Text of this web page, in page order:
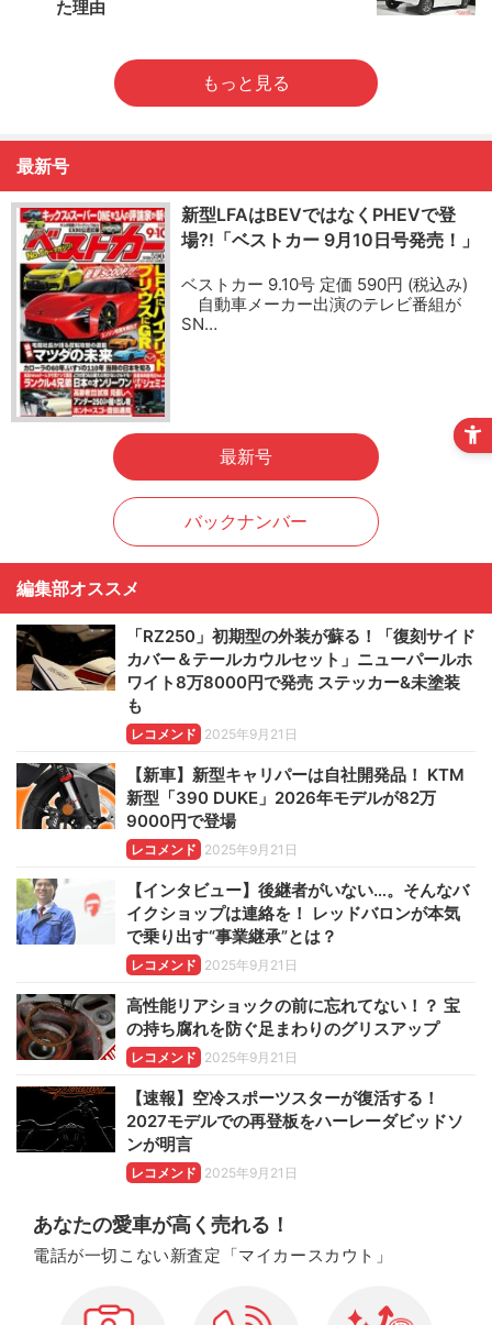
た理由
もっと見る
最新号
新型LFAはBEVではなくPHEVで登
場?!「ベストカー 9月10日号発売！」
ベストカー 9.10号 定価 590円 (税込み)
自動車メーカー出演のテレビ番組が
SN…
最新号
バックナンバー
編集部オススメ
「RZ250」初期型の外装が蘇る！「復刻サイド
カバー＆テールカウルセット」ニューパールホ
ワイト8万8000円で発売 ステッカー&未塗装
も
レコメンド 2025年9月21日
【新車】新型キャリパーは自社開発品！ KTM
新型「390 DUKE」2026年モデルが82万
9000円で登場
レコメンド 2025年9月21日
【インタビュー】後継者がいない…。そんなバ
イクショップは連絡を！ レッドバロンが本気
で乗り出す“事業継承”とは？
レコメンド 2025年9月21日
高性能リアショックの前に忘れてない！？ 宝
の持ち腐れを防ぐ足まわりのグリスアップ
レコメンド 2025年9月21日
【速報】空冷スポーツスターが復活する！
2027モデルでの再登板をハーレーダビッドソ
ンが明言
レコメンド 2025年9月21日
あなたの愛車が高く売れる！
電話が一切こない新査定「マイカースカウト」